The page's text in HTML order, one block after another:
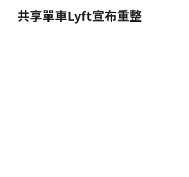
共享單車Lyft宣布重整